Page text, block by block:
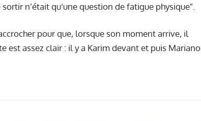
n’était qu’une question de fatigue physique".
pour que, lorsque son moment arrive, il
est assez clair : il y a Karim devant et puis Mariano